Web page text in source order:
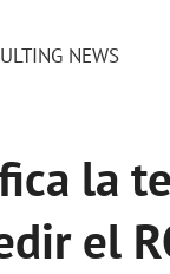
NEWS
la
el